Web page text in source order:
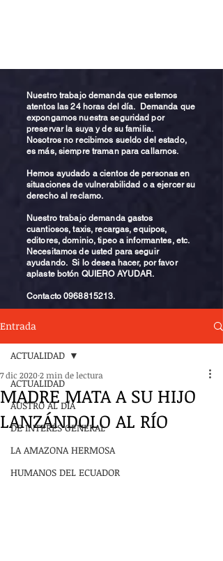
Nuestro trabajo demanda que estemos
atentos las 24 horas del día. Demanda que
expongamos nuestra seguridad por
preservar la suya y de su familia.
Nosotros no recibimos sueldo del estado,
es más, siempre traman para callarnos.
Hemos ayudado a cientos de personas en
situaciones de vulnerabilidad o a ejercer su
derecho al reclamo.
Nuestro trabajo demanda gastos
cuantiosos, taxis, recargas, equipos,
editores, dominio, tipeo a informantes, etc.
Necesitamos de usted para seguir
ayudando. Si lo desea hacer, por favor
aplaste botón QUIERO AYUDAR.
Contacto0968815213.
Entrada
ACTUALIDAD
AUSTRO AL DÍA
DE INTERÉS GENERAL
LA AMAZONA HERMOSA
HUMANOS DEL ECUADOR
ACTUALIDAD
MADRE MATA A SU HIJO
LANZÁNDOLO AL RÍO
7 dic 20202 min de lectura